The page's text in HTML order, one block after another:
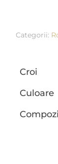
Categorii:
Croi
Culoare